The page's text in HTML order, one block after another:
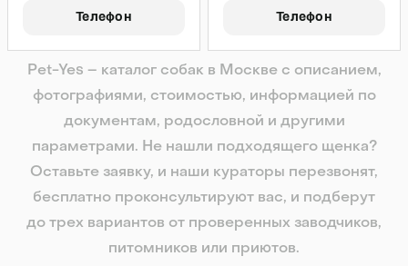
Телефон Телефон
Pet-Yes – каталог собак в Москве с описанием,
фотографиями, стоимостью, информацией по
документам, родословной и другими
параметрами. Не нашли подходящего щенка?
Оставьте заявку, и наши кураторы перезвонят,
бесплатно проконсультируют вас, и подберут
до трех вариантов от проверенных заводчиков,
питомников или приютов.